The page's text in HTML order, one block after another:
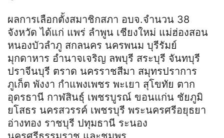
ผลการเลือกตั้งสมาชิกสภา อบจ.จำนวน 38
จังหวัด ได้แก่ แพร่ ลำพูน เชียงใหม่ แม่ฮ่องสอน
หนองบัวลำภู สกลนคร นครพนม บุรีรัมย์
มุกดาหาร อำนาจเจริญ ลพบุรี สระบุรี จันทบุรี
ปราจีนบุรี ตราด นครราชสีมา สมุทรปราการ
ภูเก็ต พังงา กำแพงเพชร พะเยา สุโขทัย ตาก
อุดรธานี กาฬสินธุ์ เพชรบูรณ์ ขอนแก่น ชัยภูมิ
ยโสธร นครสวรรค์ เพชรบุรี พระนครศรีอยุธยา
อ่างทอง ราชบุรี ปทุมธานี ระนอง